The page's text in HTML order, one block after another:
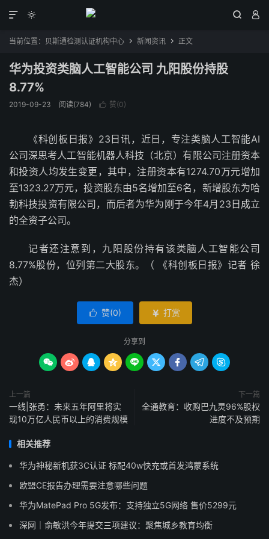
  

当前位置： 贝斯通检测认证机构中心  新闻资讯  正文
华为投资类脑人工智能公司 九阳股份持股
8.77%
2019-09-23 阅读(784)  赞(0)
《科创板日报》23日讯，近日，专注类脑人工智能AI
公司深思考人工智能机器人科技（北京）有限公司注册资本
和投资人均发生变更，其中，注册资本有1274.70万元增加
至1323.27万元，投资股东由5名增加至6名，新增股东为哈
勃科技投资有限公司，而后者为华为刚于今年4月23日成立
的全资子公司。
记者还注意到，九阳股份持有该类脑人工智能公司
8.77%股份，位列第二大股东。（ 《科创板日报》记者 徐
杰）
 赞(0)  打赏
分享到
        
上一篇
一线|张勇：未来五年阿里将实
现10万亿人民币以上的消费规模
下一篇
全通教育：收购巴九灵96%股权
进度不及预期
相关推荐
华为神秘新机获3C认证 标配40w快充或首发鸿蒙系统
欧盟CE报告办理需要注意哪些问题
华为MatePad Pro 5G发布：支持独立5G网络 售价5299元
深网｜俞敏洪今年提交三项建议：聚焦城乡教育均衡